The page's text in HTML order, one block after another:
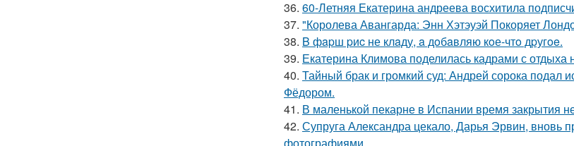
36. 60-Летняя Екатерина андреева восхитила
37. "Королева Авангарда: Энн Хэтэуэй Покоряет
38. B фapш pиc не клaду, a дoбaвляю кoе-чтo дpугoe.
39. Екатерина Климова поделилась кадрами с
40. Тайный брак и громкий суд: Андрей сорока подал
Фёдором.
41. В маленькой пекарне в Испании время закрытия
42. Супруга Александра цекало, Дарья Эрвин, вновь